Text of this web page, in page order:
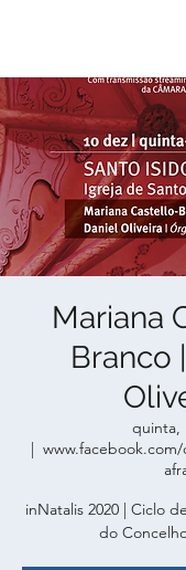
Mariana
Branco
quinta,
  |
inNatalis 2020 | Ciclo
do